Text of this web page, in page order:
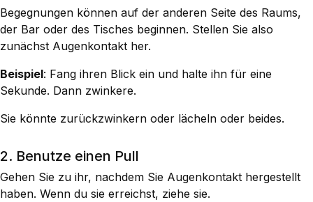
Begegnungen können auf der anderen Seite des Raums,
der Bar oder des Tisches beginnen. Stellen Sie also
zunächst Augenkontakt her.
Beispiel: Fang ihren Blick ein und halte ihn für eine
Sekunde. Dann zwinkere.
Sie könnte zurückzwinkern oder lächeln oder beides.
2. Benutze einen Pull
Gehen Sie zu ihr, nachdem Sie Augenkontakt hergestellt
haben. Wenn du sie erreichst, ziehe sie.